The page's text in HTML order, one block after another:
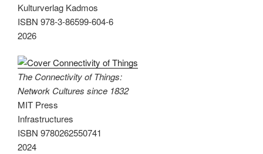
Kulturverlag Kadmos
ISBN 978-3-86599-604-6
2026
The Connectivity of Things:
Network Cultures since 1832
MIT Press
Infrastructures
ISBN 9780262550741
2024